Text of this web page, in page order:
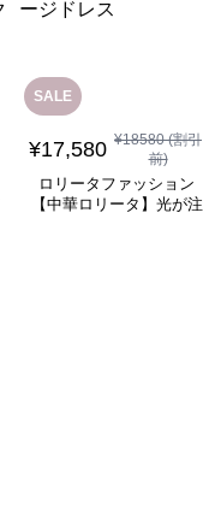
SALE
¥17,580 ¥18580(割引
前)
ロリータファッション
【中華ロリータ】光が注